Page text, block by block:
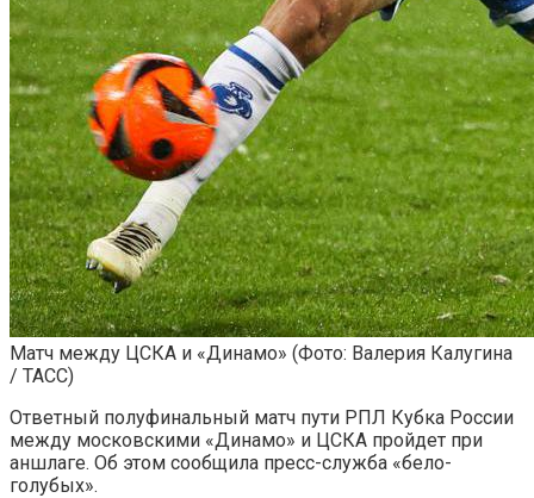
Матч между ЦСКА и «Динамо» (Фото: Валерия Калугина
/ ТАСС)
Ответный полуфинальный матч пути РПЛ Кубка России
между московскими «Динамо» и ЦСКА пройдет при
аншлаге. Об этом сообщила пресс-служба «бело-
голубых».